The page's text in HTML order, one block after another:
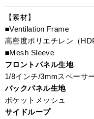
【素材】
■Ventilation Frame
高密度ポリエチレン（
■Mesh Sleeve
フロントパネル生地
1/8インチ/3mmスペーサ
バックパネル生地
ポケットメッシュ
サイドループ